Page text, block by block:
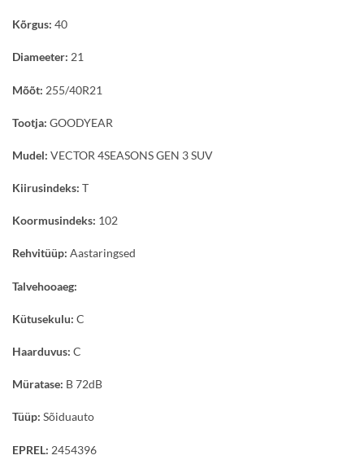
Kõrgus: 40
Diameeter: 21
Mõõt: 255/40R21
Tootja: GOODYEAR
Mudel: VECTOR 4SEASONS GEN 3 SUV
Kiirusindeks: T
Koormusindeks: 102
Rehvitüüp: Aastaringsed
Talvehooaeg:
Kütusekulu: C
Haarduvus: C
Müratase: B 72dB
Tüüp: Sõiduauto
EPREL: 2454396